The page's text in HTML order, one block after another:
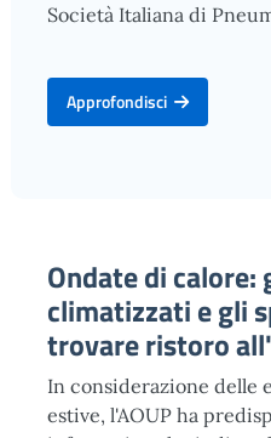
Società Italiana di
Approfondisci
Ondate di calore:
climatizzati e gli
trovare ristoro
In considerazione delle
estive, l'AOUP ha